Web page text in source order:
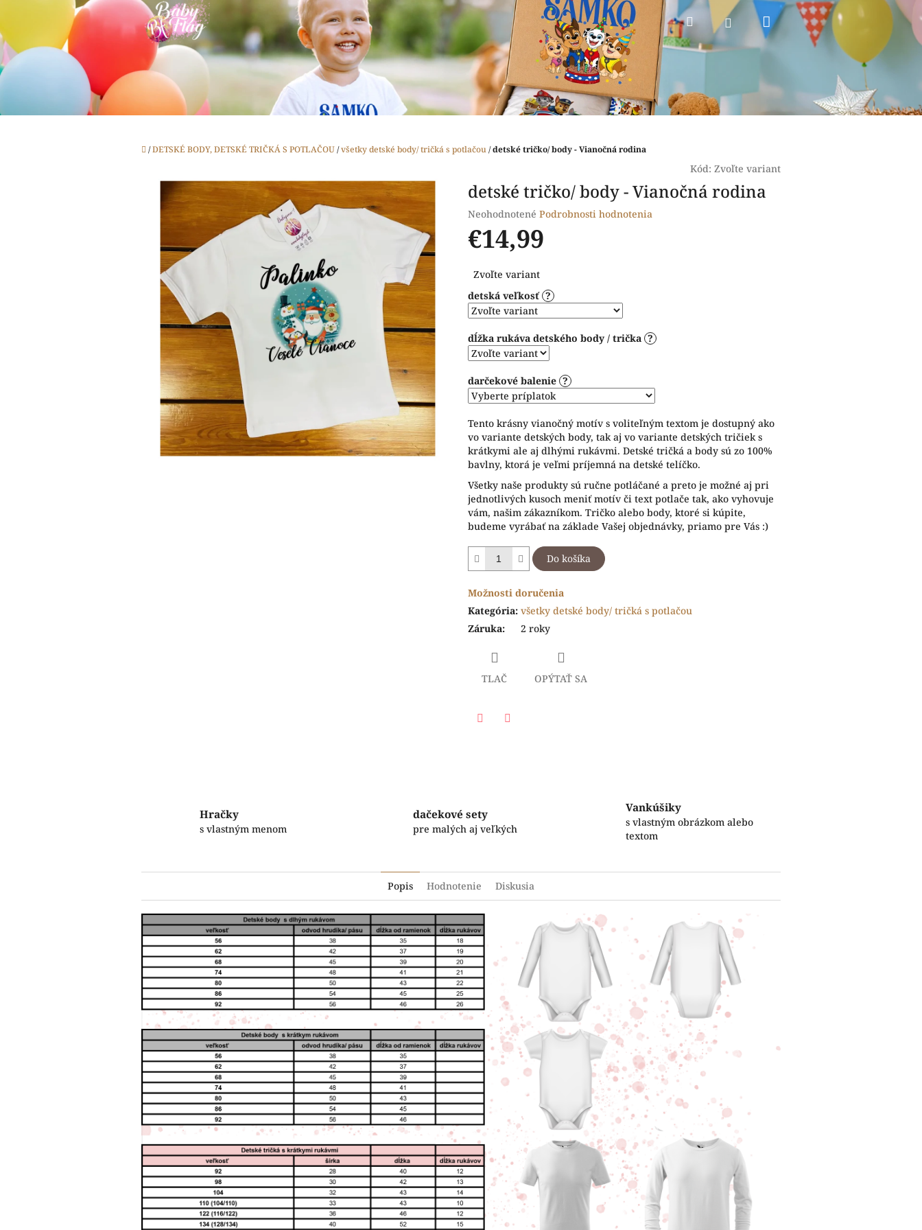
obsah
HľadaťPrihlásenieNákupný
Domov
/DETSKÉ BODY, DETSKÉ TRIČKÁ S POTLAČOU/všetky detské body/ tričká s potlačou/detské tričko/ body - Vianočná rodina
Kód: Zvoľte variant
detské tričko/ body - Vianočná rodina
Priemerné
hodnotenie
produktu
0,0
5
hviezdičiek.
Neohodnotené Podrobnosti hodnotenia
€14,99
cena:
Zvoľte variant
detská veľkosť ?
dĺžka rukáva detského body / trička ?
darčekové balenie ?
Tento krásny vianočný motív s voliteľným textom je dostupný ako
vo variante detských body, tak aj vo variante detských tričiek s
krátkymi ale aj dlhými rukávmi. Detské tričká a body sú zo 100%
bavlny, ktorá je veľmi príjemná na detské telíčko.
Všetky naše produkty sú ručne potláčané a preto je možné aj pri
jednotlivých kusoch meniť motív či text potlače tak, ako vyhovuje
vám, našim zákazníkom. Tričko alebo body, ktoré si kúpite,
budeme vyrábať na základe Vašej objednávky, priamo pre Vás :)
Do košíka
Možnosti doručenia
Kategória: všetky detské body/ tričká s potlačou
Záruka: 2 roky
TLAČ OPÝTAŤ SA
Hračky
s vlastným menom
dačekové sety
pre malých aj veľkých
Vankúšiky
s vlastným obrázkom alebo
textom
Popis Hodnotenie Diskusia